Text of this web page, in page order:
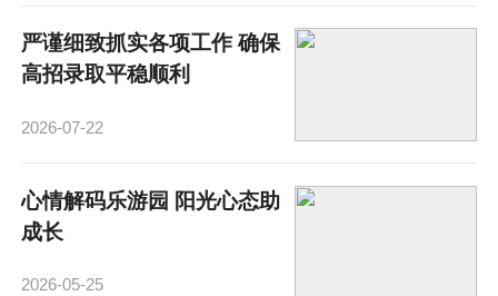
严谨细致抓实各项工作 确保
高招录取平稳顺利
2026-07-22
心情解码乐游园 阳光心态助
成长
2026-05-25